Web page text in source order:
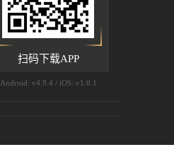
扫码下载APP
Android: v4.9.4 / iOS: v1.0.1